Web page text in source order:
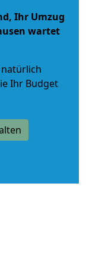
Ihr Umzug
wartet
Ihr Budget